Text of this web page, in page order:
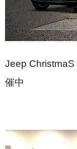
Jeep ChristmaS
催中